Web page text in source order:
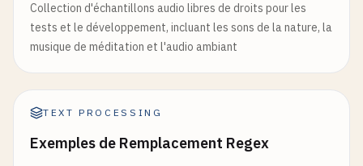
Collection d'échantillons audio libres de droits pour les
tests et le développement, incluant les sons de la nature, la
musique de méditation et l'audio ambiant
TEXT PROCESSING
Exemples de Remplacement Regex